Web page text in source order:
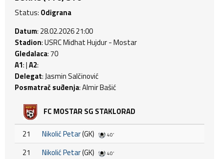
Status: Odigrana
Datum: 28.02.2026 21:00
Stadion: USRC Midhat Hujdur - Mostar
Gledalaca: 70
A1: |A2:
Delegat: Jasmin Salčinović
Posmatrač suđenja: Almir Bašić
FC MOSTAR SG STAKLORAD
21 Nikolić Petar(GK) 40'
21 Nikolić Petar(GK) 40'